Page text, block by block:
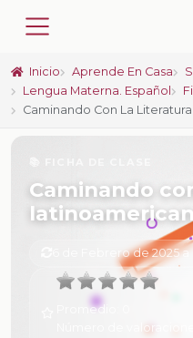
Inicio Aprende En Casa
Lengua Materna. Español
Caminando Con La
Caminando
6 de Febrero de 2025 a
Promedio:
Número de